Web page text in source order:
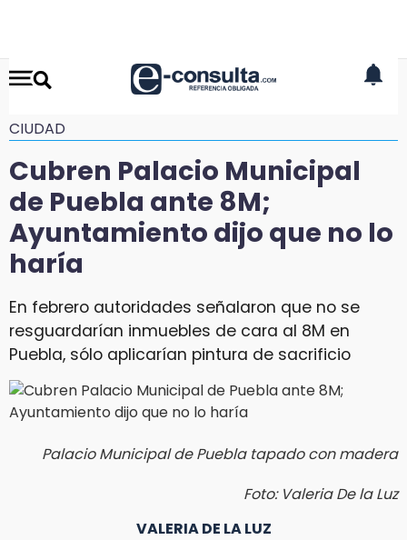
CIUDAD
Cubren Palacio Municipal
de Puebla ante 8M;
Ayuntamiento dijo que no lo
haría
En febrero autoridades señalaron que no se
resguardarían inmuebles de cara al 8M en
Puebla, sólo aplicarían pintura de sacrificio
Palacio Municipal de Puebla tapado con madera
Foto: Valeria De la Luz
VALERIA DE LA LUZ